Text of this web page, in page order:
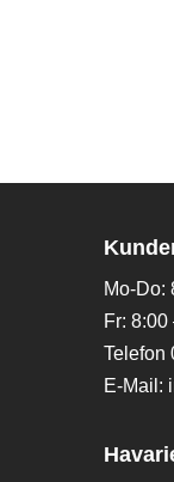
Mo-Do:
Fr: 8:00
Telefon
E-Mail: